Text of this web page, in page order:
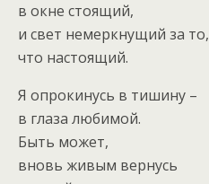
в окне стоящий,
и свет немеркнущий за то,
что настоящий.
Я опрокинусь в тишину –
в глаза любимой.
Быть может,
вновь живым вернусь